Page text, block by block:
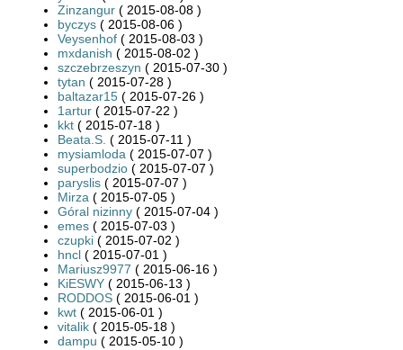
Zinzangur ( 2015-08-08 )
byczys ( 2015-08-06 )
Veysenhof ( 2015-08-03 )
mxdanish ( 2015-08-02 )
szczebrzeszyn ( 2015-07-30 )
tytan ( 2015-07-28 )
baltazar15 ( 2015-07-26 )
1artur ( 2015-07-22 )
kkt ( 2015-07-18 )
Beata.S. ( 2015-07-11 )
mysiamloda ( 2015-07-07 )
superbodzio ( 2015-07-07 )
paryslis ( 2015-07-07 )
Mirza ( 2015-07-05 )
Góral nizinny ( 2015-07-04 )
emes ( 2015-07-03 )
czupki ( 2015-07-02 )
hncl ( 2015-07-01 )
Mariusz9977 ( 2015-06-16 )
KiESWY ( 2015-06-13 )
RODDOS ( 2015-06-01 )
kwt ( 2015-06-01 )
vitalik ( 2015-05-18 )
dampu ( 2015-05-10 )